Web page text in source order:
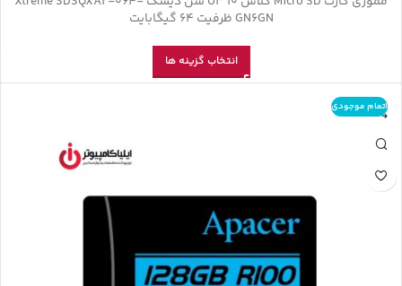
GN6GN ظرفیت 64 گیگابایت
انتخاب گزینه ها
اتمام موجودی